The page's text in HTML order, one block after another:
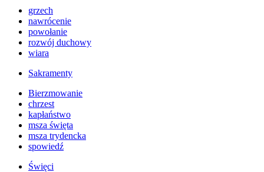
grzech
nawrócenie
powołanie
rozwój duchowy
wiara
Sakramenty
Bierzmowanie
chrzest
kapłaństwo
msza święta
msza trydencka
spowiedź
Święci